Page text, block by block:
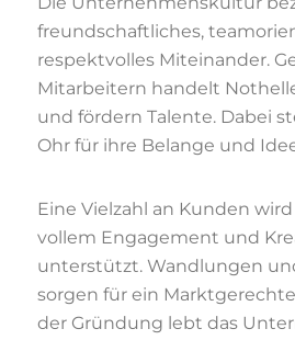
freundschaftliches,
respektvolles Miteinander.
Mitarbeitern handelt
und fördern Talente. Dabei
Ohr für ihre Belange und
Eine Vielzahl an Kunden
vollem Engagement und
unterstützt. Wandlungen
sorgen für ein
der Gründung lebt das